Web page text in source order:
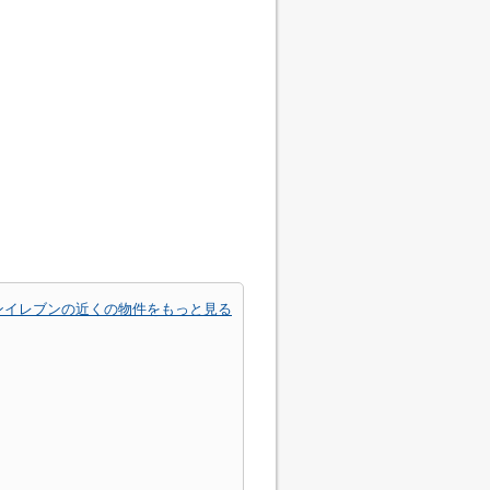
イレブンの近くの物件をもっと見る